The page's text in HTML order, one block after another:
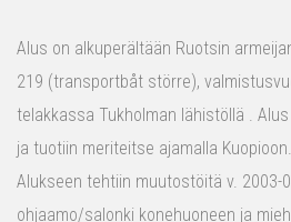
Alus on alkuperältään Ruotsin
219 (transportbåt större),
telakkassa Tukholman lähistöllä .
ja tuotiin meriteitse ajamalla Kuopioon.
Alukseen tehtiin muutostöitä v. 2003-
ohjaamo/salonki konehuoneen ja